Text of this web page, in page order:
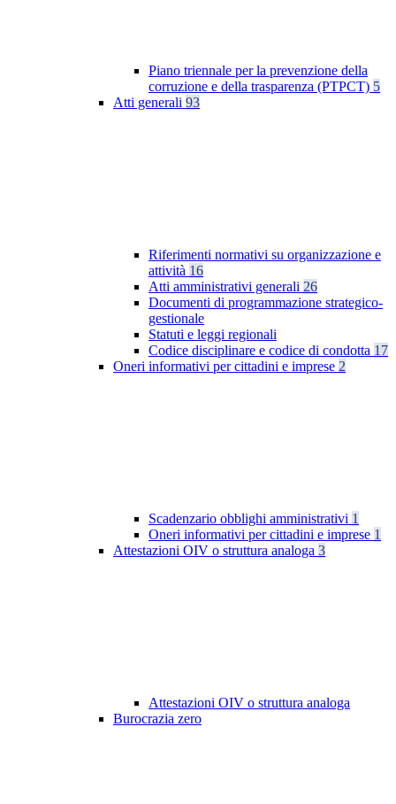
Piano triennale per la prevenzione della
corruzione e della trasparenza (PTPCT) 5
Atti generali 93
Riferimenti normativi su organizzazione e
attività 16
Atti amministrativi generali 26
Documenti di programmazione strategico-
gestionale
Statuti e leggi regionali
Codice disciplinare e codice di condotta 17
Oneri informativi per cittadini e imprese 2
Scadenzario obblighi amministrativi 1
Oneri informativi per cittadini e imprese 1
Attestazioni OIV o struttura analoga 3
Attestazioni OIV o struttura analoga
Burocrazia zero